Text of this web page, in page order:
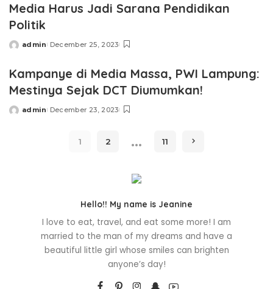
Media Harus Jadi Sarana Pendidikan
Politik
Posted
admin December 25, 2023
Kampanye di Media Massa, PWI Lampung:
Mestinya Sejak DCT Diumumkan!
Posted
admin December 23, 2023
1 2 … 11
Hello!! My name is Jeanine
I love to eat, travel, and eat some more! I am
married to the man of my dreams and have a
beautiful little girl whose smiles can brighten
anyone’s day!